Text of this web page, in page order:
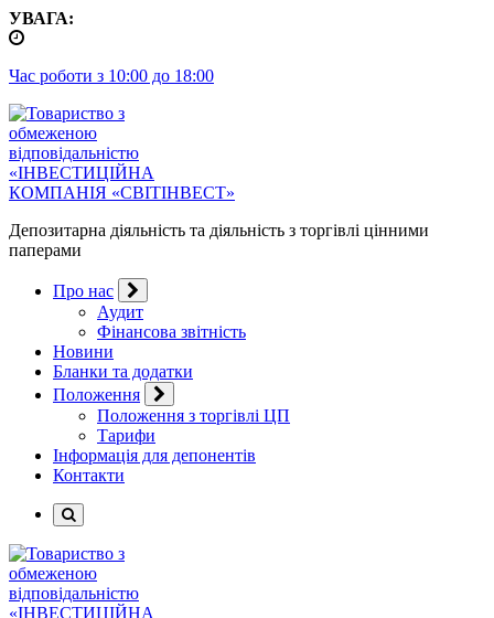
Перейти
до
УВАГА:
Час роботи з 10:00 до 18:00
Депозитарна діяльність та діяльність з торгівлі цінними
паперами
Про нас
Аудит
Фінансова звітність
Новини
Бланки та додатки
Положення
Положення з торгівлі ЦП
Тарифи
Інформація для депонентів
Контакти